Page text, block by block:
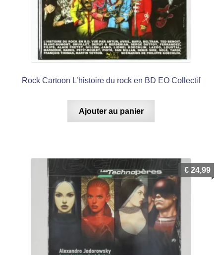
Rock Cartoon L’histoire du rock en BD EO Collectif
Ajouter au panier
€ 24,99